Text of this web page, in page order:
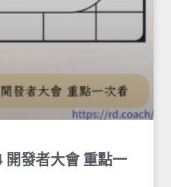
開發者大會 重點一